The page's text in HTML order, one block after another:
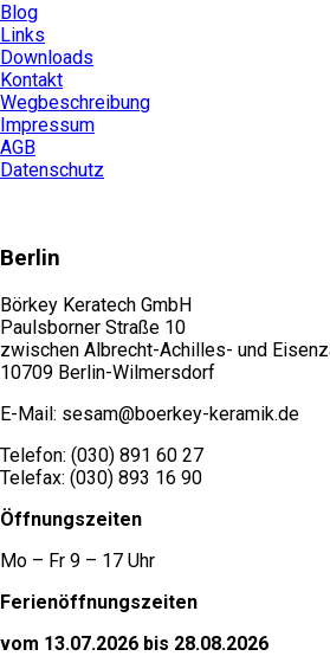
Blog
Links
Downloads
Kontakt
Wegbeschreibung
Impressum
AGB
Datenschutz
Berlin
Börkey Keratech GmbH
Paulsborner Straße 10
zwischen Albrecht-Achilles- und
10709 Berlin-Wilmersdorf
E-Mail: sesam@boerkey-keramik.de
Telefon: (030) 891 60 27
Telefax: (030) 893 16 90
Öffnungszeiten
Mo – Fr 9 – 17 Uhr
Ferienöffnungszeiten
vom 13.07.2026 bis 28.08.2026